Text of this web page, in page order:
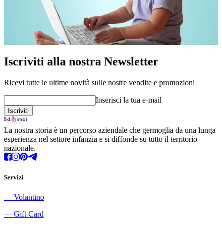
Iscriviti alla nostra Newsletter
Ricevi tutte le ultime novità sulle nostre vendite e promozioni
Inserisci la tua e-mail
La nostra storia è un percorso aziendale che germoglia da una lunga
esperienza nel settore infanzia e si diffonde su tutto il territorio
nazionale.
Servizi
― Volantino
― Gift Card